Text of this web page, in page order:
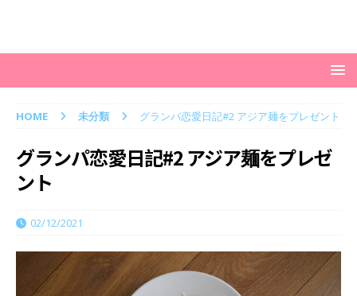
HOME 未分類 グランパ恋愛日記#2 アジア麺をプレゼント
グランパ恋愛日記#2 アジア麺をプレゼ
ント
02/12/2021